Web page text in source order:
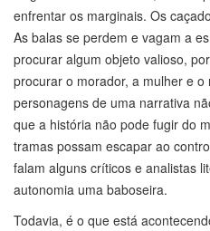
enfrentar os marginais. Os
As balas se perdem e vagam a
procurar algum objeto valioso,
procurar o morador, a mulher e
personagens de uma narrativa
que a história não pode fugir do
tramas possam escapar ao
falam alguns críticos e analistas
autonomia uma baboseira.
Todavia, é o que está